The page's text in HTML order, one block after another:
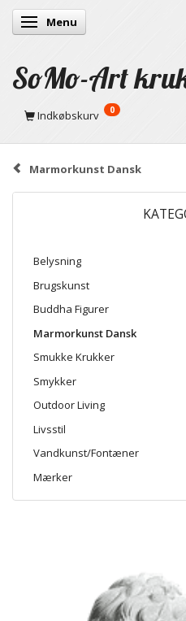
Skifte navigation
Menu
SoMo-Art
Indkøbskurv 0
Marmorkunst Dansk
Belysning
Brugskunst
Buddha Figurer
Marmorkunst Dansk
Smukke Krukker
Smykker
Outdoor Living
Livsstil
Vandkunst/Fontæner
Mærker